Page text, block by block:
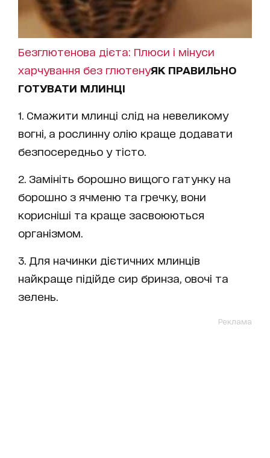
Безглютенова дієта: Плюси і мінуси
харчування без глютенуЯК ПРАВИЛЬНО
ГОТУВАТИ МЛИНЦІ
1. Смажити млинці слід на невеликому
вогні, а рослинну олію краще додавати
безпосередньо у тісто.
2. Замініть борошно вищого гатунку на
борошно з ячменю та гречку, вони
корисніші та краще засвоюються
організмом.
3. Для начинки дієтичних млинців
найкраще підійде сир бринза, овочі та
зелень.
Реклама